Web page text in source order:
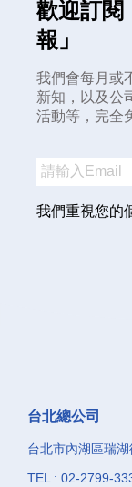
歡迎訂閱
報」
我們會每月或
新知，以及公
活動等，完全
我們重視您的
台北總公司
台北市內湖區瑞
TEL : 02-2799-